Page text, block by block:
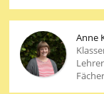
Anne